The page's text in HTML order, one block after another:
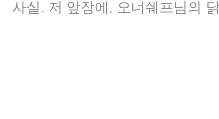
사실. 저 앞장에, 오너쉐프님의